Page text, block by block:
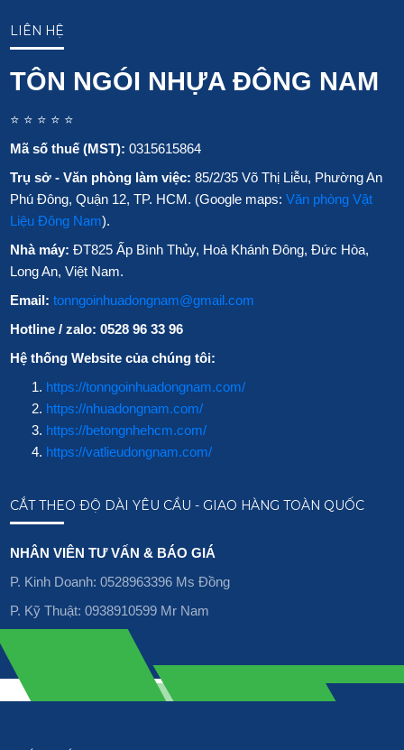
LIÊN HỆ
TÔN NGÓI NHỰA ĐÔNG NAM
⭐ ⭐ ⭐ ⭐ ⭐
Mã số thuế (MST): 0315615864
Trụ sở - Văn phòng làm việc:85/2/35 Võ Thị Liễu, Phường An
Phú Đông, Quận 12, TP. HCM. (Google maps:Văn phòng Vật
Liệu Đông Nam).
Nhà máy:ĐT825 Ấp Bình Thủy, Hoà Khánh Đông, Đức Hòa,
Long An, Việt Nam.
Email:tonngoinhuadongnam@gmail.com
Hotline / zalo: 0528 96 33 96
Hệ thống Website của chúng tôi:
https://tonngoinhuadongnam.com/
https://nhuadongnam.com/
https://betongnhehcm.com/
https://vatlieudongnam.com/
CẮT THEO ĐỘ DÀI YÊU CẦU - GIAO HÀNG TOÀN QUỐC
NHÂN VIÊN TƯ VẤN & BÁO GIÁ
P. Kinh Doanh: 0528963396 Ms Đồng
P. Kỹ Thuật: 0938910599 Mr Nam